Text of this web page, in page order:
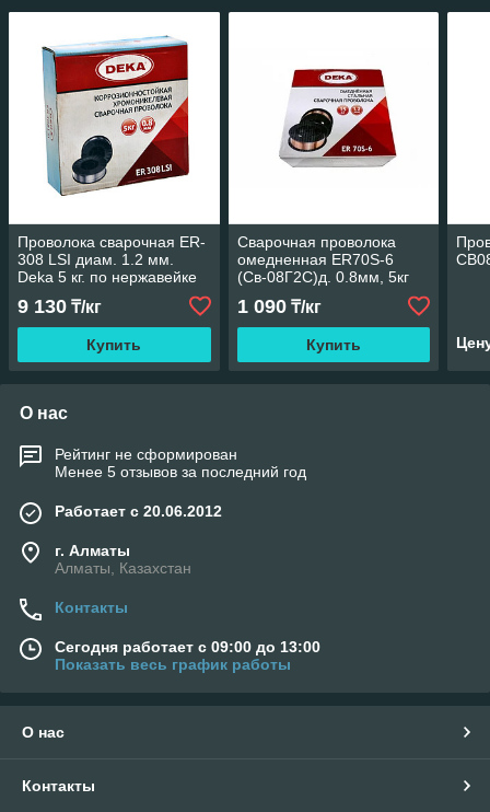
Проволока сварочная ER-
308 LSI диам. 1.2 мм.
Deka 5 кг. по нержавейке
9 130 ₸/кг
Купить
Сварочная проволока
омедненная ER70S-6
(Св-08Г2С)д. 0.8мм, 5кг
1 090₸/кг
Купить
О нас
Рейтинг не сформирован
Менее 5 отзывов за последний год
Работает с 20.06.2012
г. Алматы
Алматы, Казахстан
Контакты
Сегодня работает с 09:00 до 13:00
Показать весь график работы
О нас
Контакты